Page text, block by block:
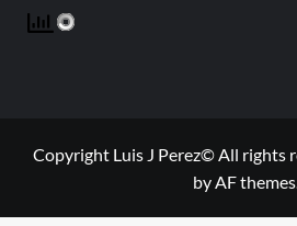
Copyright Luis J Perez© All rights
by AF